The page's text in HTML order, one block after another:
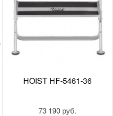
HOIST HF-5461-36
73 190 руб.